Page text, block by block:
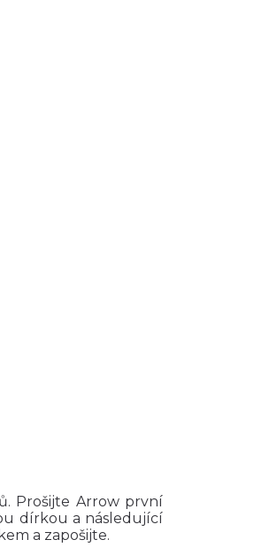
Prošijte Arrow první
dírkou a následující
a zapošijte.